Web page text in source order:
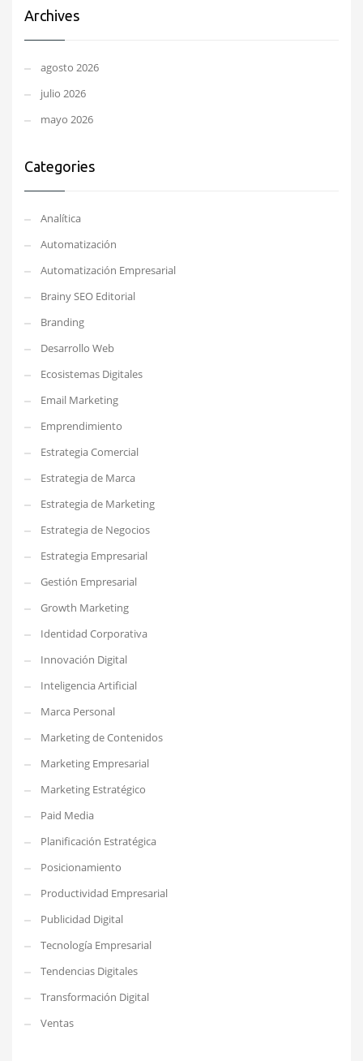
Archives
agosto 2026
julio 2026
mayo 2026
Categories
Analítica
Automatización
Automatización Empresarial
Brainy SEO Editorial
Branding
Desarrollo Web
Ecosistemas Digitales
Email Marketing
Emprendimiento
Estrategia Comercial
Estrategia de Marca
Estrategia de Marketing
Estrategia de Negocios
Estrategia Empresarial
Gestión Empresarial
Growth Marketing
Identidad Corporativa
Innovación Digital
Inteligencia Artificial
Marca Personal
Marketing de Contenidos
Marketing Empresarial
Marketing Estratégico
Paid Media
Planificación Estratégica
Posicionamiento
Productividad Empresarial
Publicidad Digital
Tecnología Empresarial
Tendencias Digitales
Transformación Digital
Ventas